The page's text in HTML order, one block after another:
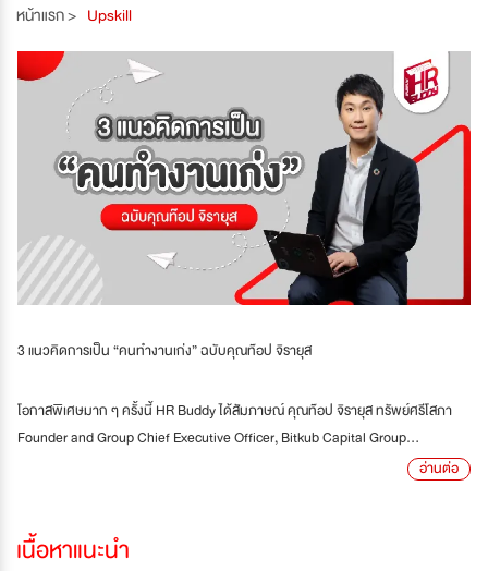
หน้าแรก > Upskill
3 แนวคิดการเป็น “คนทำงานเก่ง” ฉบับคุณท๊อป จิรายุส
โอกาสพิเศษมาก ๆ ครั้งนี้ HR Buddy ได้สัมภาษณ์ คุณท๊อป จิรายุส ทรัพย์ศรีโสภา
Founder and Group Chief Executive Officer, Bitkub Capital Group...
อ่านต่อ
เนื้อหาแนะนำ